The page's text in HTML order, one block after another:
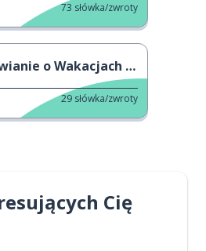
73 słówka/zwroty
o Wakacjach w Pracy
29 słówka/zwroty
Cię